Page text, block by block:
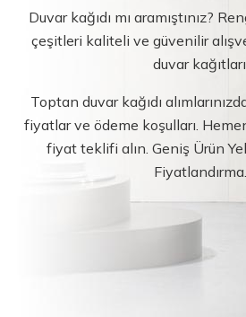
Duvar kağıdı mı aramıştınız?
çeşitleri kaliteli ve güvenilir
duvar
Toptan duvar kağıdı
fiyatlar ve ödeme koşulları.
fiyat teklifi alın. Geniş Ürün
Fiyatlandırma.